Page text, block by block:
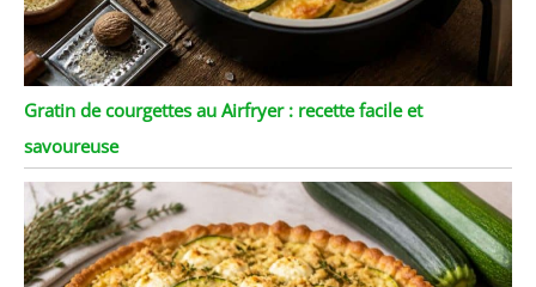
Gratin de courgettes au Airfryer : recette facile et
savoureuse